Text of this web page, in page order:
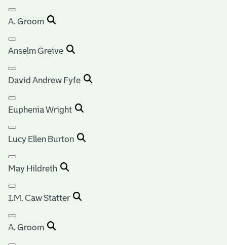
A. Groom
Anselm Greive
David Andrew Fyfe
Euphenia Wright
Lucy Ellen Burton
May Hildreth
I.M. Caw Statter
A. Groom